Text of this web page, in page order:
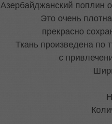
Азербайджанский поплин
Это очень
прекрасно
Ткань произведена по
с